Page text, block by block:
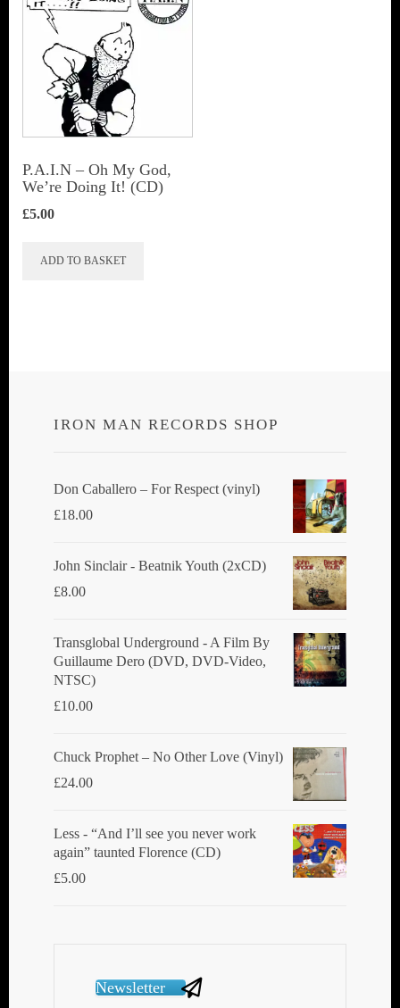
P.A.I.N – Oh My God,
We’re Doing It! (CD)
£5.00
ADD TO BASKET
IRON MAN RECORDS SHOP
Don Caballero ‎– For Respect (vinyl)
£18.00
John Sinclair - Beatnik Youth (2xCD)
£8.00
Transglobal Underground ‎- A Film By
Guillaume Dero (DVD, DVD-Video,
NTSC)
£10.00
Chuck Prophet – No Other Love (Vinyl)
£24.00
Less - “And I’ll see you never work
again” taunted Florence (CD)
£5.00
Newsletter